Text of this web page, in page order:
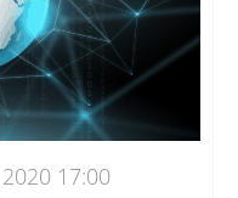
17:00